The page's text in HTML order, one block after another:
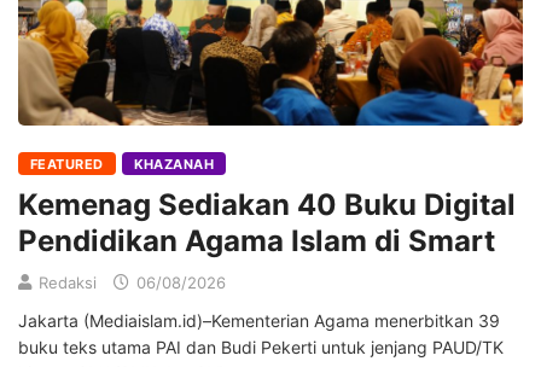
FEATURED KHAZANAH
Kemenag Sediakan 40 Buku Digital
Pendidikan Agama Islam di Smart
Redaksi 06/08/2026
Jakarta (Mediaislam.id)–Kementerian Agama menerbitkan 39
buku teks utama PAI dan Budi Pekerti untuk jenjang PAUD/TK